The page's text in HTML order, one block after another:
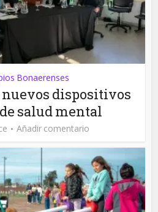
Bonaerenses
nuevos dispositivos
salud mental
Añadir comentario